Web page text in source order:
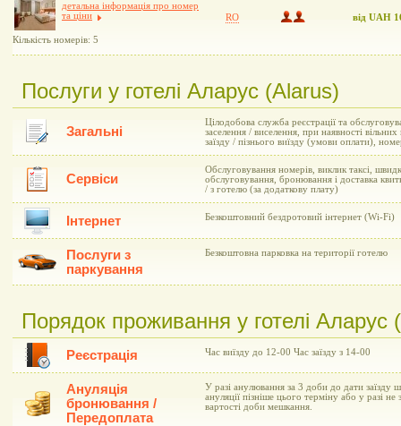
детальна інформація про номер
та ціни
Кількість номерів: 5
RO від UAH
Послуги у готелі Аларус (Alarus)
Загальні
Цілодобова служба реєстрації та
заселення / виселення, при наявності
заїзду / пізнього виїзду (умови оплати),
Сервіси
Обслуговування номерів, виклик таксі,
обслуговування, бронювання і доставка
/ з готелю (за додаткову плату)
Інтернет Безкоштовний бездротовий інтернет (Wi-Fi)
Послуги з
паркування
Безкоштовна парковка на території готелю
Порядок проживання у готелі Аларус
Реєстрація Час виїзду до 12-00 Час заїзду з 14-00
Ануляція
бронювання /
Передоплата
У разі анулювання за 3 доби до дати заїзду
ануляції пізніше цього терміну або у разі не
вартості доби мешкання.